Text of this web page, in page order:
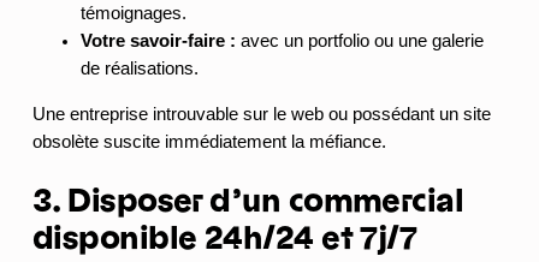
témoignages.
Votre savoir-faire : avec un portfolio ou une galerie
de réalisations.
Une entreprise introuvable sur le web ou possédant un site
obsolète suscite immédiatement la méfiance.
3. Disposer d’un commercial
disponible 24h/24 et 7j/7